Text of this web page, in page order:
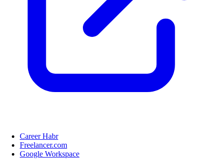
Career Habr
Freelancer.com
Google Workspace